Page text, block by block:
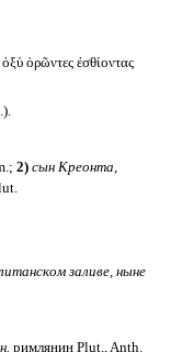
ὁρῶντες ἐσθίοντας
2) сын Креонта,
заливе, ныне
римлянин Plut., Anth.